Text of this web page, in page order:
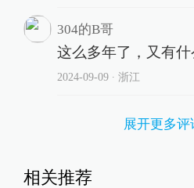
304的B哥
这么多年了，又有什
2024-09-09∙ 浙江
展开更多评
相关推荐